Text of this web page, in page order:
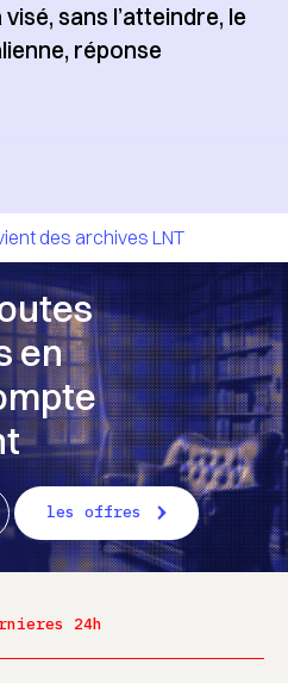
sans l’atteindre, le
réponse
des archives LNT
en
les offres
24h